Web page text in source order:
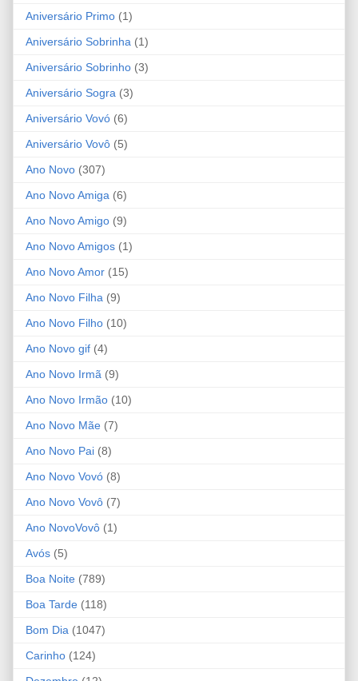
Aniversário Primo (1)
Aniversário Sobrinha (1)
Aniversário Sobrinho (3)
Aniversário Sogra (3)
Aniversário Vovó (6)
Aniversário Vovô (5)
Ano Novo (307)
Ano Novo Amiga (6)
Ano Novo Amigo (9)
Ano Novo Amigos (1)
Ano Novo Amor (15)
Ano Novo Filha (9)
Ano Novo Filho (10)
Ano Novo gif (4)
Ano Novo Irmã (9)
Ano Novo Irmão (10)
Ano Novo Mãe (7)
Ano Novo Pai (8)
Ano Novo Vovó (8)
Ano Novo Vovô (7)
Ano NovoVovô (1)
Avós (5)
Boa Noite (789)
Boa Tarde (118)
Bom Dia (1047)
Carinho (124)